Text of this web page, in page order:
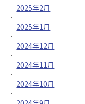
2025年2月
2025年1月
2024年12月
2024年11月
2024年10月